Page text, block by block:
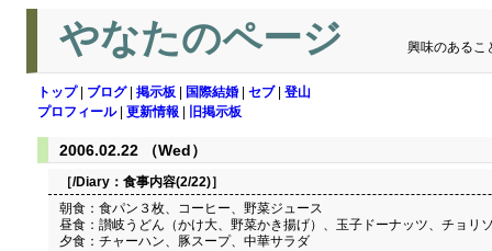
やなたのページ 興味のあるこ
トップ| ブログ| 掲示板 国際結婚 セブ| 登山
プロフィール| 更新情報 旧掲示板
2006.02.22 （Wed）
［/Diary： 食事内容(2/22)］
朝食：食パン３枚、コーヒー、野菜ジュース
昼食：讃岐うどん（かけ大、野菜かき揚げ）、玉子ドーナッツ、チョリ
夕食：チャーハン、豚スープ、中華サラダ